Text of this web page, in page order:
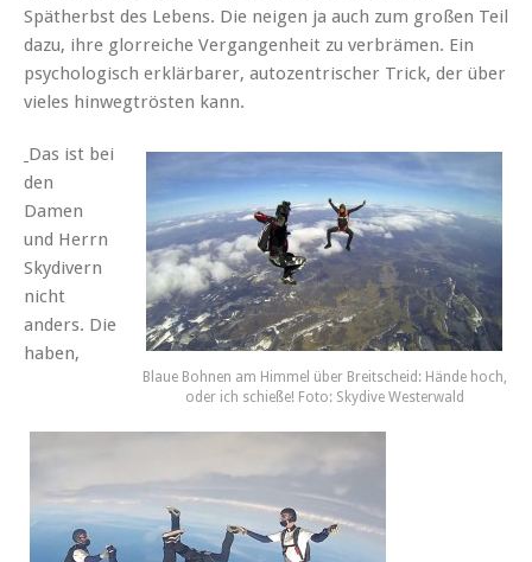
Spätherbst des Lebens. Die neigen ja auch zum großen Teil
dazu, ihre glorreiche Vergangenheit zu verbrämen. Ein
psychologisch erklärbarer, autozentrischer Trick, der über
vieles hinwegtrösten kann.
Blaue Bohnen am Himmel über Breitscheid: Hände hoch,
oder ich schieße! Foto: Skydive Westerwald
Das ist bei
den
Damen
und Herrn
Skydivern
nicht
anders. Die
haben,